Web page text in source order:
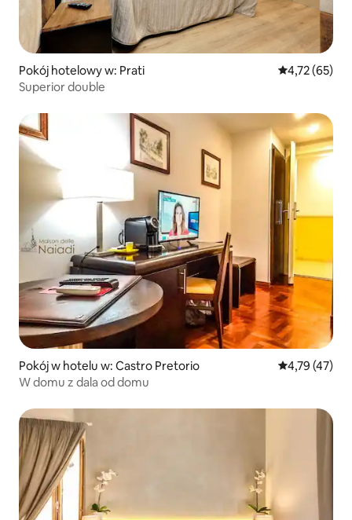
Pokój hotelowy w: Prati Średnia
4,72 (65)
Superior double
Pokój w hotelu w: Castro Pretorio Średnia
4,79 (47)
W domu z dala od domu